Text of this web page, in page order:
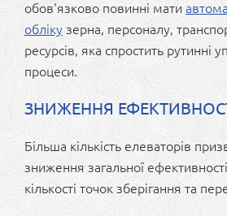
обов'язково повинні мати
обліку зерна, персоналу,
ресурсів, яка спростить рутинні
процеси.
ЗНИЖЕННЯ
Більша кількість елеваторів
зниження загальної
кількості точок зберігання та